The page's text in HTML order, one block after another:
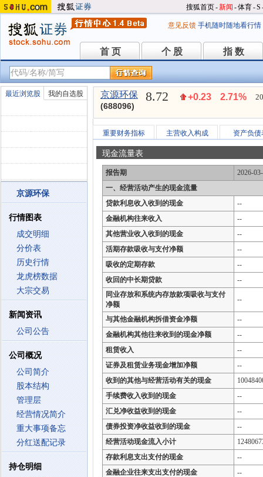
搜狐首页-新闻 -体育-S
意见反馈 手机随时随地看行情
首 页
首 页 个 股
个 股 指 数
指 数
最近浏览股 我的自选股
京源环保
行情图表
成交明细
分价表
历史行情
龙虎榜数据
大宗交易
新闻资讯
公司公告
公司概况
公司简介
股本结构
管理层
经营情况简介
重大事项备忘
分红送配记录
持仓明细
京源环保
(688096)
8.72 +0.23 2.71%
重要财务指标 主营收入构成 资产负债
现金流量表
报告期
2026-
一、经营活动产生的现金流量
贷款利息收入收到的现金
--
金融机构往来收入
--
其他营业收入收到的现金
--
活期存款吸收与支付净额
--
吸收的定期存款
--
收回的中长期贷款
--
同业存放和系统内存放款项吸收与支付
净额
--
与其他金融机构拆借资金净额
--
金融机构其他往来收到的现金净额
--
租赁收入
--
证券及租赁业务现金增加净额
--
收到的其他与经营活动有关的现金
手续费收入收到的现金
--
汇兑净收益收到的现金
--
债券投资净收益收到的现金
--
经营活动现金流入小计
存款利息支出支付的现金
--
金融企业往来支出支付的现金
--